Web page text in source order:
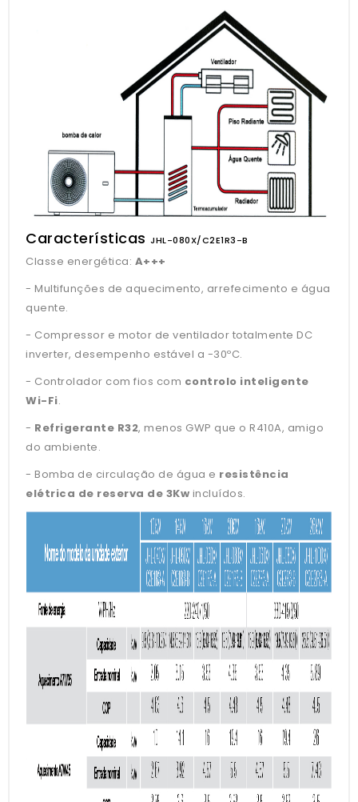
Características JHL-080X/C2E1R3-B
Classe energética: A+++
- Multifunções de aquecimento, arrefecimento e água
quente.
- Compressor e motor de ventilador totalmente DC
inverter, desempenho estável a -30ºC.
- Controlador com fios com controlo inteligente
Wi-Fi.
- Refrigerante R32, menos GWP que o R410A, amigo
do ambiente.
- Bomba de circulação de água e resistência
elétrica de reserva de 3Kw incluídos.